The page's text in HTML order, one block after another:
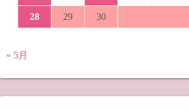
28 29 30
« 5月